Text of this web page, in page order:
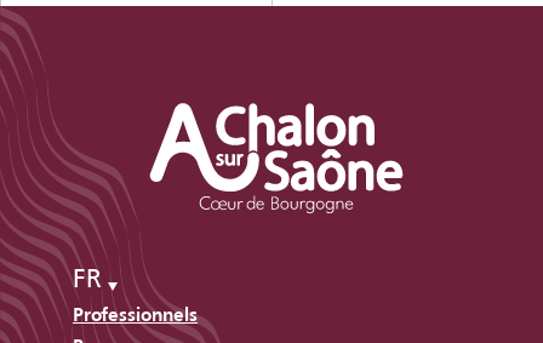
FR
Professionnels